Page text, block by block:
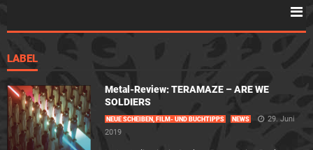
LABEL
Metal-Review: TERAMAZE – ARE WE
SOLDIERS
NEUE SCHEIBEN, FILM- UND BUCHTIPPS NEWS
29. Juni
2019